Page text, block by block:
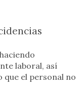
laboral, así
que el personal no